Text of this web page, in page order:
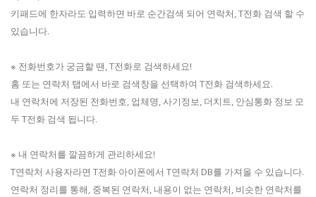
키패드에 한자라도 입력하면 바로 순간검색 되어 연락처, T전화 검색 할 수
있습니다.
※ 전화번호가 궁금할 땐, T전화로 검색하세요!
홈 또는 연락처 탭에서 바로 검색창을 선택하여 T전화 검색하세요.
내 연락처에 저장된 전화번호, 업체명, 사기정보, 더치트, 안심통화 정보 모
두 T전화 검색 됩니다.
※ 내 연락처를 깔끔하게 관리하세요!
T연락처 사용자라면 T전화 아이폰에서 T연락처 DB를 가져올 수 있습니다.
연락처 정리를 통해, 중복된 연락처, 내용이 없는 연락처, 비슷한 연락처를